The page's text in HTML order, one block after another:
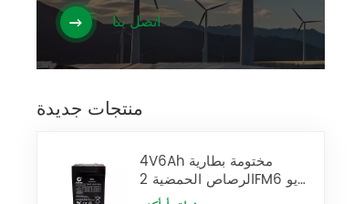
اتصل بنا
منتجات جديدة
4V6Ah مختومة بطارية
الرصاص الحمضية 2FM6 يو
بي إس البطارية